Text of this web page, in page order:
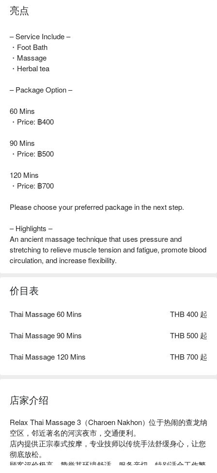
亮点
– Service Include –
・Foot Bath
・Massage
・Herbal tea
– Package Option –
60 Mins
・Price: ฿400
90 Mins
・Price: ฿500
120 Mins
・Price: ฿700
Please choose your preferred package in the next step.
– Highlights –
An ancient massage technique that uses pressure and
stretching to relieve muscle tension and fatigue, promote blood
circulation, and increase flexibility.
价目表
Thai Massage 60 Mins THB 400 起
Thai Massage 90 Mins THB 500 起
Thai Massage 120 Mins THB 700 起
店家介绍
Relax Thai Massage 3（Charoen Nakhon）位于热闹的查龙纳
空区，邻近著名的河滨夜市，交通便利。
店内提供正宗泰式按摩，专业技师以传统手法舒缓身心，让您
彻底放松。
顾客评价极高，赞誉其环境舒适、服务亲切，特别适合工作繁